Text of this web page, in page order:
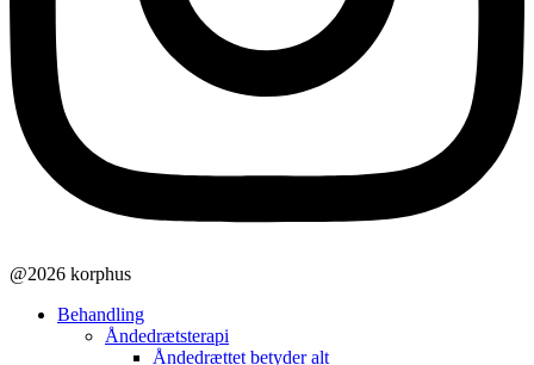
@2026 korphus
Behandling
Åndedrætsterapi
Åndedrættet betyder alt